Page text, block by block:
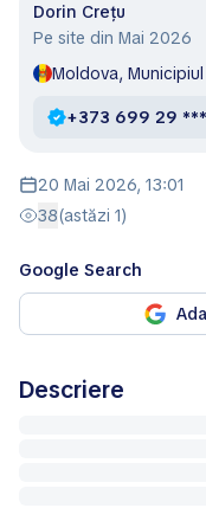
Dorin Crețu
Pe site din Mai 2026
Moldova,
+373 699 29 ***
20 Mai 2026, 13:01
38(astăzi 1)
Google Search
Descriere